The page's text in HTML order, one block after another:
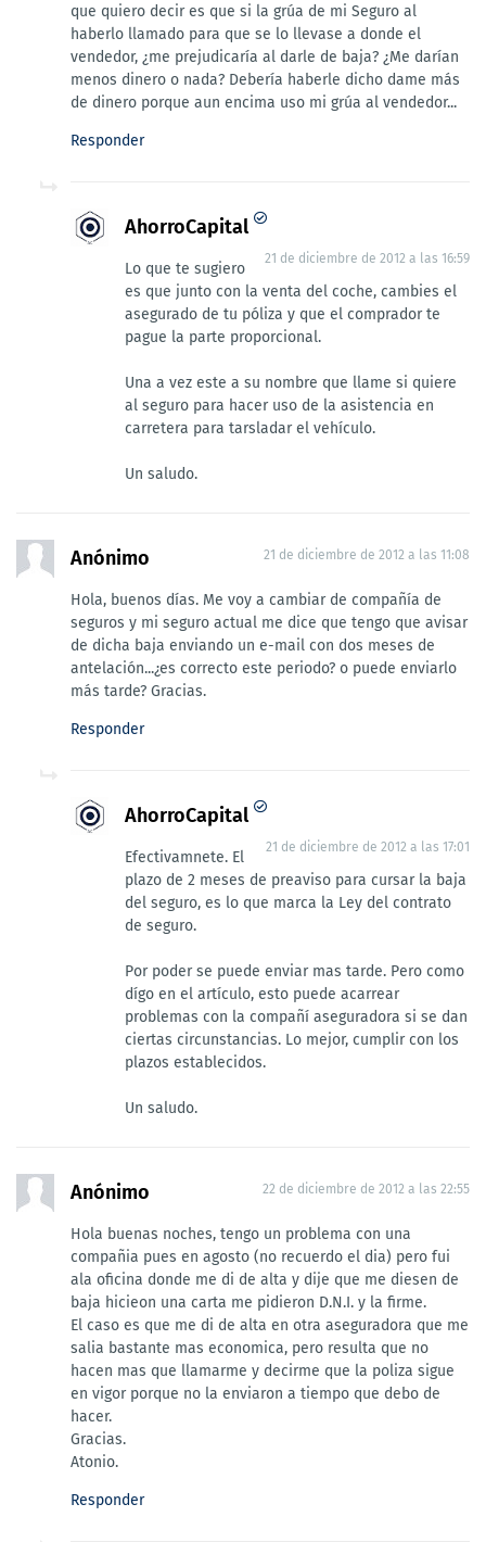
que quiero decir es que si la grúa de mi Seguro al
haberlo llamado para que se lo llevase a donde el
vendedor, ¿me prejudicaría al darle de baja? ¿Me darían
menos dinero o nada? Debería haberle dicho dame más
de dinero porque aun encima uso mi grúa al vendedor...
Responder
AhorroCapital
21 de diciembre de 2012 a las 16:59
Lo que te sugiero
es que junto con la venta del coche, cambies el
asegurado de tu póliza y que el comprador te
pague la parte proporcional.
Una a vez este a su nombre que llame si quiere
al seguro para hacer uso de la asistencia en
carretera para tarsladar el vehículo.
Un saludo.
Anónimo 21 de diciembre de 2012 a las 11:08
Hola, buenos días. Me voy a cambiar de compañía de
seguros y mi seguro actual me dice que tengo que avisar
de dicha baja enviando un e-mail con dos meses de
antelación...¿es correcto este periodo? o puede enviarlo
más tarde? Gracias.
Responder
AhorroCapital
21 de diciembre de 2012 a las 17:01
Efectivamnete. El
plazo de 2 meses de preaviso para cursar la baja
del seguro, es lo que marca la Ley del contrato
de seguro.
Por poder se puede enviar mas tarde. Pero como
dígo en el artículo, esto puede acarrear
problemas con la compañí aseguradora si se dan
ciertas circunstancias. Lo mejor, cumplir con los
plazos establecidos.
Un saludo.
Anónimo 22 de diciembre de 2012 a las 22:55
Hola buenas noches, tengo un problema con una
compañia pues en agosto (no recuerdo el dia) pero fui
ala oficina donde me di de alta y dije que me diesen de
baja hicieon una carta me pidieron D.N.I. y la firme.
El caso es que me di de alta en otra aseguradora que me
salia bastante mas economica, pero resulta que no
hacen mas que llamarme y decirme que la poliza sigue
en vigor porque no la enviaron a tiempo que debo de
hacer.
Gracias.
Atonio.
Responder